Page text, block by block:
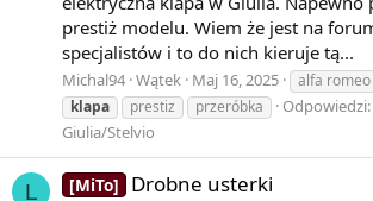
prestiż modelu. Wiem że jest na
specjalistów i to do nich kieruje tą...
Michal94 Wątek Maj 16, 2025 alfa
klapa
prestiz przeróbka Odpowiedzi:
Giulia/Stelvio
L [MiTo] Drobne usterki